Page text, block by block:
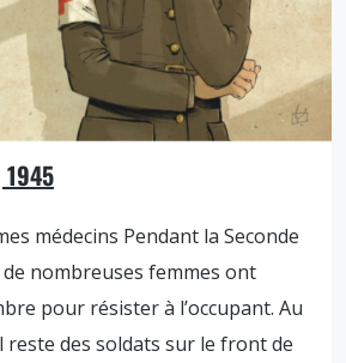
1945
médecins Pendant la Seconde
nombreuses femmes ont
pour résister à l’occupant. Au
reste des soldats sur le front de